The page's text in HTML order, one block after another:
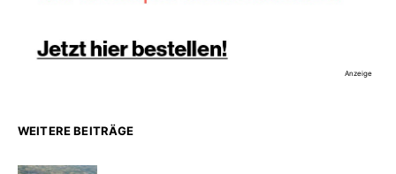
Anzeige
WEITERE BEITRÄGE